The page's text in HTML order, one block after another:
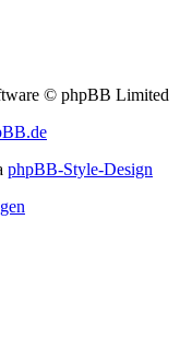
© phpBB Limited
phpBB-Style-Design